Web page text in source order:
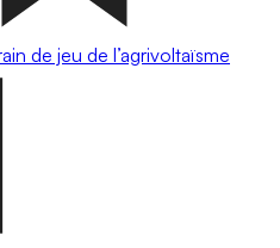
de jeu de l’agrivoltaïsme